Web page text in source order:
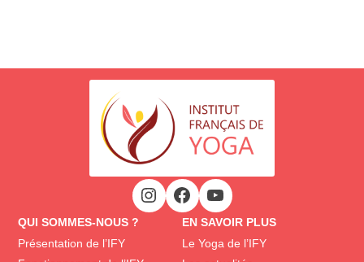
QUI SOMMES-NOUS ?
Présentation de l’IFY
EN SAVOIR PLUS
Le Yoga de l’IFY